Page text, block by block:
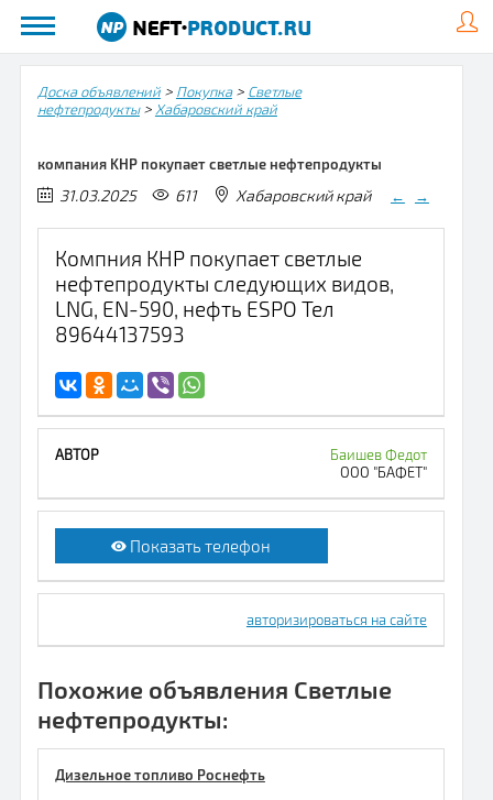
Доска объявлений> Покупка> Светлые
нефтепродукты> Хабаровский край
компания KНР покупает светлые нефтепродукты
31.03.2025 611 Хабаровский край ← →
Компния КНР покупает светлые
нефтепродукты следующих видов,
LNG, EN-590, нефть ESPO Тел
89644137593
Баишев Федот
ООО "БАФЕТ"
Показать телефон
авторизироваться на сайте
Похожие объявления Светлые
нефтепродукты:
Дизельное топливо Роснефть